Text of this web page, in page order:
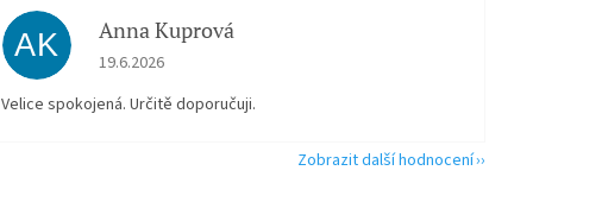
AK Anna Kuprová
Hodnocení obchodu je 5 z 5 hvězdiček.
19.6.2026
Velice spokojená. Určitě doporučuji.
Zobrazit další hodnocení